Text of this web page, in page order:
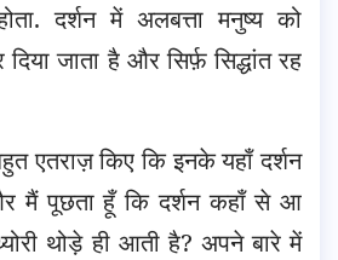
दर्शन में अलबत्ता मनुष्य को
जाता है और सिर्फ़ सिद्धांत रह
एतराज़ किए कि इनके यहाँ दर्शन
मैं पूछता हूँ कि दर्शन कहाँ से आ
थोड़े ही आती है? अपने बारे में